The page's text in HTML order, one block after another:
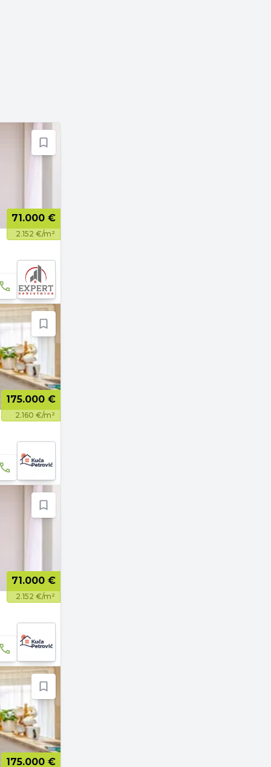
71.000 €
2.152 €/m²
175.000 €
2.160 €/m²
71.000 €
2.152 €/m²
175.000 €